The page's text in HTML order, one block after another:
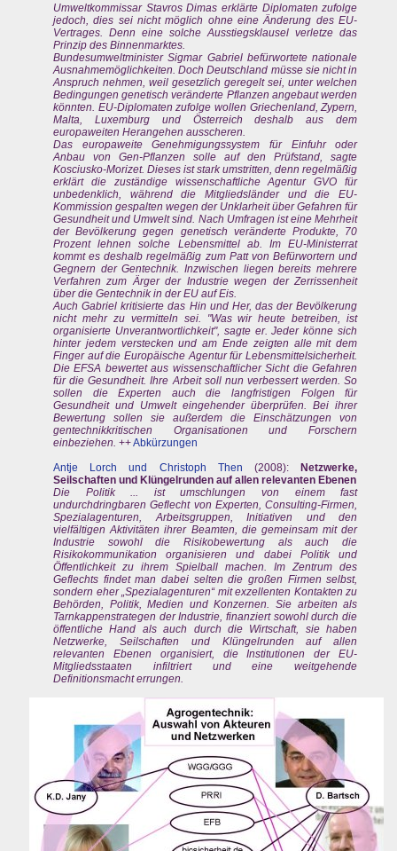
Umweltkommissar Stavros Dimas erklärte Diplomaten zufolge
jedoch, dies sei nicht möglich ohne eine Änderung des EU-
Vertrages. Denn eine solche Ausstiegsklausel verletze das
Prinzip des Binnenmarktes.
Bundesumweltminister Sigmar Gabriel befürwortete nationale
Ausnahmemöglichkeiten. Doch Deutschland müsse sie nicht in
Anspruch nehmen, weil gesetzlich geregelt sei, unter welchen
Bedingungen genetisch veränderte Pflanzen angebaut werden
könnten. EU-Diplomaten zufolge wollen Griechenland, Zypern,
Malta, Luxemburg und Österreich deshalb aus dem
europaweiten Herangehen ausscheren.
Das europaweite Genehmigungssystem für Einfuhr oder
Anbau von Gen-Pflanzen solle auf den Prüfstand, sagte
Kosciusko-Morizet. Dieses ist stark umstritten, denn regelmäßig
erklärt die zuständige wissenschaftliche Agentur GVO für
unbedenklich, während die Mitgliedsländer und die EU-
Kommission gespalten wegen der Unklarheit über Gefahren für
Gesundheit und Umwelt sind. Nach Umfragen ist eine Mehrheit
der Bevölkerung gegen genetisch veränderte Produkte, 70
Prozent lehnen solche Lebensmittel ab. Im EU-Ministerrat
kommt es deshalb regelmäßig zum Patt von Befürwortern und
Gegnern der Gentechnik. Inzwischen liegen bereits mehrere
Verfahren zum Ärger der Industrie wegen der Zerrissenheit
über die Gentechnik in der EU auf Eis.
Auch Gabriel kritisierte das Hin und Her, das der Bevölkerung
nicht mehr zu vermitteln sei. "Was wir heute betreiben, ist
organisierte Unverantwortlichkeit", sagte er. Jeder könne sich
hinter jedem verstecken und am Ende zeigten alle mit dem
Finger auf die Europäische Agentur für Lebensmittelsicherheit.
Die EFSA bewertet aus wissenschaftlicher Sicht die Gefahren
für die Gesundheit. Ihre Arbeit soll nun verbessert werden. So
sollen die Experten auch die langfristigen Folgen für
Gesundheit und Umwelt eingehender überprüfen. Bei ihrer
Bewertung sollen sie außerdem die Einschätzungen von
gentechnikkritischen Organisationen und Forschern
einbeziehen. ++Abkürzungen
Antje Lorch und Christoph Then (2008):
Netzwerke,
Seilschaften und Klüngelrunden auf allen relevanten Ebenen
Die Politik ... ist umschlungen von einem fast
undurchdringbaren Geflecht von Experten, Consulting-Firmen,
Spezialagenturen, Arbeitsgruppen, Initiativen und den
vielfältigen Aktivitäten ihrer Beamten, die gemeinsam mit der
Industrie sowohl die Risikobewertung als auch die
Risikokommunikation organisieren und dabei Politik und
Öffentlichkeit zu ihrem Spielball machen. Im Zentrum des
Geflechts findet man dabei selten die großen Firmen selbst,
sondern eher „Spezialagenturen“ mit exzellenten Kontakten zu
Behörden, Politik, Medien und Konzernen. Sie arbeiten als
Tarnkappenstrategen der Industrie, finanziert sowohl durch die
öffentliche Hand als auch durch die Wirtschaft, sie haben
Netzwerke, Seilschaften und Klüngelrunden auf allen
relevanten Ebenen organisiert, die Institutionen der EU-
Mitgliedsstaaten infiltriert und eine weitgehende
Definitionsmacht errungen.